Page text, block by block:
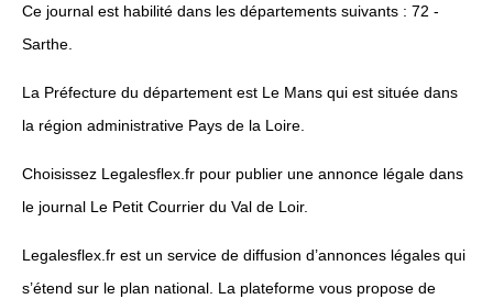
Ce journal est habilité dans les départements suivants : 72 -
Sarthe.
La Préfecture du département est Le Mans qui est située dans
la région administrative Pays de la Loire.
Choisissez Legalesflex.fr pour publier une annonce légale dans
le journal Le Petit Courrier du Val de Loir.
Legalesflex.fr est un service de diffusion d’annonces légales qui
s’étend sur le plan national. La plateforme vous propose de